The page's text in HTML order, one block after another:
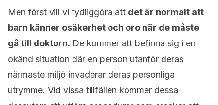
Men först vill vi tydliggöra att det är normalt att
barn känner osäkerhet och oro när de måste
gå till doktorn. De kommer att befinna sig i en
okänd situation där en person utanför deras
närmaste miljö invaderar deras personliga
utrymme. Vid vissa tillfällen kommer dessa